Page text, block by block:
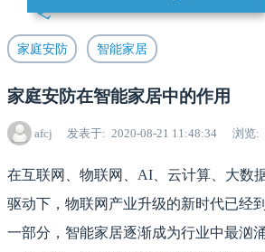
家庭安防 智能家居
家庭安防在智能家居中的作用
afcj 发表于 2020-08-21 11:48:34 浏览
在互联网、物联网、AI、云计算、大数
驱动下，物联网产业升级的新时代已经
一部分，智能家居逐渐成为行业中最汹